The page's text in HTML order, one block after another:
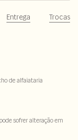
Entrega Trocas
de alfaiataria
sofrer alteração em